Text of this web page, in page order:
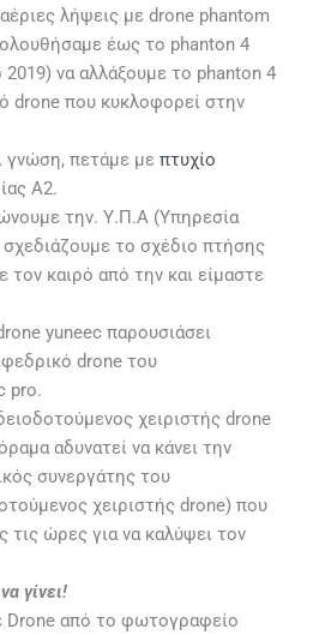
λήψεις με drone phantom
έως το phanton 4
να αλλάξουμε το phanton 4
drone που κυκλοφορεί στην
γνώση, πετάμε μεπτυχίο
Α2.
την. Υ.Π.Α (Υπηρεσία
το σχέδιο πτήσης
τον καιρό από την και είμαστε
yuneec παρουσιάσει
drone του
pro.
χειριστής drone
αδυνατεί να κάνει την
συνεργάτης του
χειριστής drone) που
τις ώρες για να καλύψει τον
γίνει!
Drone από το φωτογραφείο